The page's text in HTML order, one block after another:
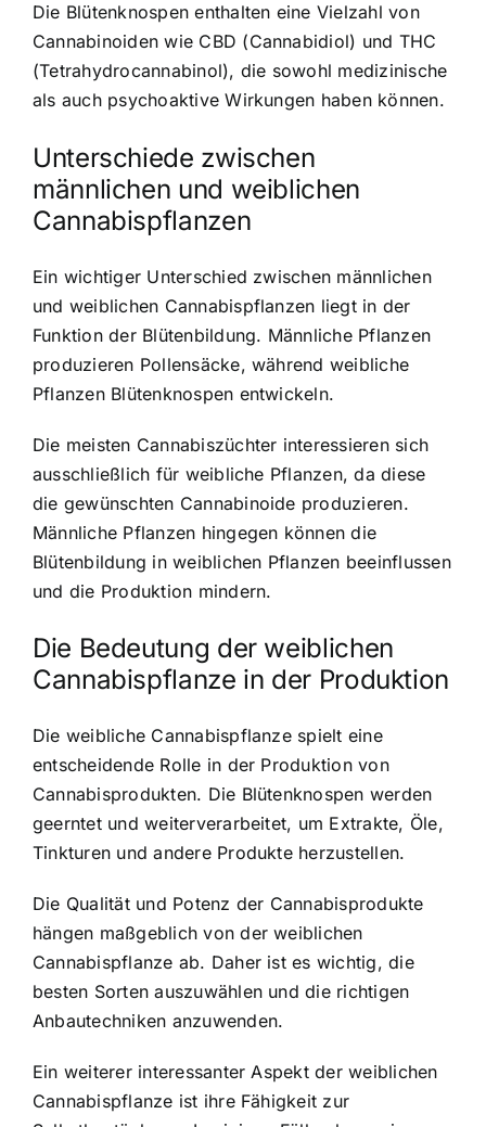
Die Blütenknospen enthalten eine Vielzahl von
Cannabinoiden wie CBD (Cannabidiol) und THC
(Tetrahydrocannabinol), die sowohl medizinische
als auch psychoaktive Wirkungen haben können.
Unterschiede zwischen
männlichen und weiblichen
Cannabispflanzen
Ein wichtiger Unterschied zwischen männlichen
und weiblichen Cannabispflanzen liegt in der
Funktion der Blütenbildung. Männliche Pflanzen
produzieren Pollensäcke, während weibliche
Pflanzen Blütenknospen entwickeln.
Die meisten Cannabiszüchter interessieren sich
ausschließlich für weibliche Pflanzen, da diese
die gewünschten Cannabinoide produzieren.
Männliche Pflanzen hingegen können die
Blütenbildung in weiblichen Pflanzen beeinflussen
und die Produktion mindern.
Die Bedeutung der weiblichen
Cannabispflanze in der Produktion
Die weibliche Cannabispflanze spielt eine
entscheidende Rolle in der Produktion von
Cannabisprodukten. Die Blütenknospen werden
geerntet und weiterverarbeitet, um Extrakte, Öle,
Tinkturen und andere Produkte herzustellen.
Die Qualität und Potenz der Cannabisprodukte
hängen maßgeblich von der weiblichen
Cannabispflanze ab. Daher ist es wichtig, die
besten Sorten auszuwählen und die richtigen
Anbautechniken anzuwenden.
Ein weiterer interessanter Aspekt der weiblichen
Cannabispflanze ist ihre Fähigkeit zur